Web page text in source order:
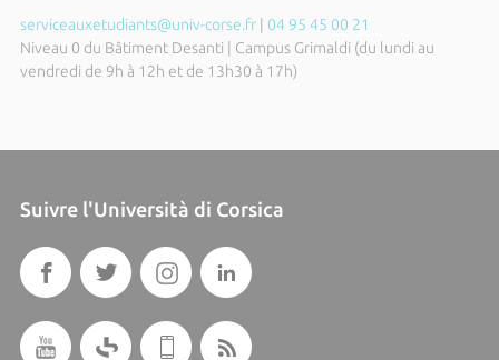
serviceauxetudiants@univ-corse.fr| 04 95 45 00 21
Niveau 0 du Bâtiment Desanti | Campus Grimaldi (du lundi au
vendredi de 9h à 12h et de 13h30 à 17h)
Suivre l'Università di Corsica